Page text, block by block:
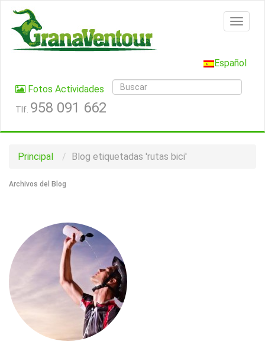
Español
Fotos Actividades
Tlf. 958 091 662
Principal Blog etiquetadas 'rutas bici'
Archivos del Blog